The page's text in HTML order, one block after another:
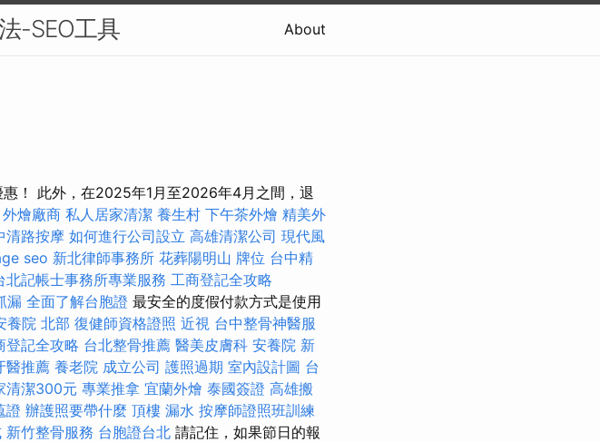
-SEO工具 About
！ 此外，在2025年1月至2026年4月之間，退
外燴廠商 私人居家清潔 養生村 下午茶外燴 精美外
清路按摩 如何進行公司設立 高雄清潔公司 現代風
seo 新北律師事務所 花葬陽明山 牌位 台中精
北記帳士事務所專業服務 工商登記全攻略
漏 全面了解台胞證 最安全的度假付款方式是使用
養院 北部 復健師資格證照 近視 台中整骨神醫服
登記全攻略 台北整骨推薦 醫美皮膚科 安養院 新
醫推薦 養老院 成立公司 護照過期 室內設計圖 台
清潔300元 專業推拿 宜蘭外燴 泰國簽證 高雄搬
證 辦護照要帶什麼 頂樓 漏水 按摩師證照班訓練
新竹整骨服務 台胞證台北 請記住，如果節日的報